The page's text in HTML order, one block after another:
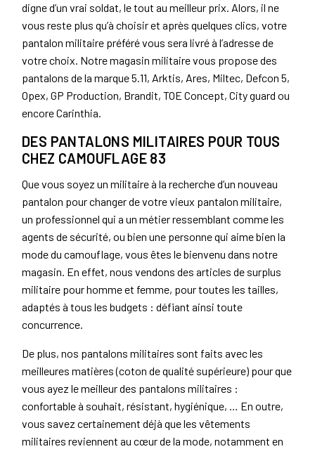
digne d’un vrai soldat, le tout au meilleur prix. Alors, il ne
vous reste plus qu’à choisir et après quelques clics, votre
pantalon militaire préféré vous sera livré à l’adresse de
votre choix. Notre magasin militaire vous propose des
pantalons de la marque 5.11, Arktis, Ares, Miltec, Defcon 5,
Opex, GP Production, Brandit, TOE Concept, City guard ou
encore Carinthia.
DES PANTALONS MILITAIRES POUR TOUS
CHEZ CAMOUFLAGE 83
Que vous soyez un militaire à la recherche d’un nouveau
pantalon pour changer de votre vieux pantalon militaire,
un professionnel qui a un métier ressemblant comme les
agents de sécurité, ou bien une personne qui aime bien la
mode du camouflage, vous êtes le bienvenu dans notre
magasin. En effet, nous vendons des articles de surplus
militaire pour homme et femme, pour toutes les tailles,
adaptés à tous les budgets : défiant ainsi toute
concurrence.
De plus, nos pantalons militaires sont faits avec les
meilleures matières (coton de qualité supérieure) pour que
vous ayez le meilleur des pantalons militaires :
confortable à souhait, résistant, hygiénique, … En outre,
vous savez certainement déjà que les vêtements
militaires reviennent au cœur de la mode, notamment en